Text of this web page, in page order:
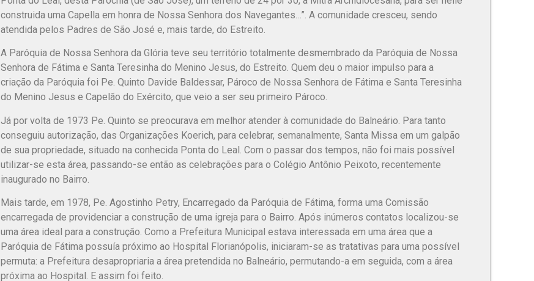
construida uma Capella em honra de Nossa Senhora dos Navegantes…”. A comunidade cresceu, sendo
atendida pelos Padres de São José e, mais tarde, do Estreito.
A Paróquia de Nossa Senhora da Glória teve seu território totalmente desmembrado da Paróquia de Nossa
Senhora de Fátima e Santa Teresinha do Menino Jesus, do Estreito. Quem deu o maior impulso para a
criação da Paróquia foi Pe. Quinto Davide Baldessar, Pároco de Nossa Senhora de Fátima e Santa Teresinha
do Menino Jesus e Capelão do Exército, que veio a ser seu primeiro Pároco.
Já por volta de 1973 Pe. Quinto se preocurava em melhor atender à comunidade do Balneário. Para tanto
conseguiu autorização, das Organizações Koerich, para celebrar, semanalmente, Santa Missa em um galpão
de sua propriedade, situado na conhecida Ponta do Leal. Com o passar dos tempos, não foi mais possível
utilizar-se esta área, passando-se então as celebrações para o Colégio Antônio Peixoto, recentemente
inaugurado no Bairro.
Mais tarde, em 1978, Pe. Agostinho Petry, Encarregado da Paróquia de Fátima, forma uma Comissão
encarregada de providenciar a construção de uma igreja para o Bairro. Após inúmeros contatos localizou-se
uma área ideal para a construção. Como a Prefeitura Municipal estava interessada em uma área que a
Paróquia de Fátima possuía próximo ao Hospital Florianópolis, iniciaram-se as tratativas para uma possível
permuta: a Prefeitura desapropriaria a área pretendida no Balneário, permutando-a em seguida, com a área
próxima ao Hospital. E assim foi feito.